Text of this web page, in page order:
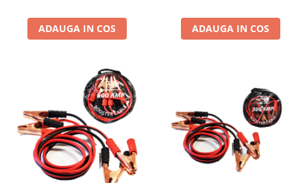
Carcasa Cheie
Accesorii pentru Roti si Anvelope
Husa Anvelope
Truse Chei
Organizatoare Auto
Iluminat Auto
ADAUGA IN COS ADAUGA IN COS